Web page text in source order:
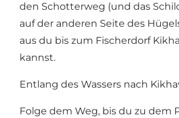
den Schotterweg (und das
auf der anderen Seite des
aus du bis zum Fischerdorf
kannst.
Entlang des Wassers nach
Folge dem Weg, bis du zu dem